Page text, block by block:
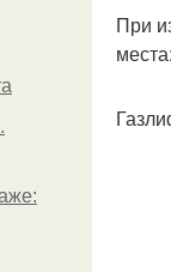
При